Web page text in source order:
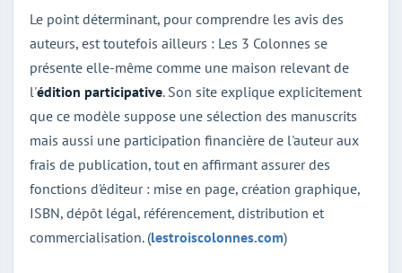
Le point déterminant, pour comprendre les avis des
auteurs, est toutefois ailleurs : Les 3 Colonnes se
présente elle-même comme une maison relevant de
l'édition participative. Son site explique explicitement
que ce modèle suppose une sélection des manuscrits
mais aussi une participation financière de l'auteur aux
frais de publication, tout en affirmant assurer des
fonctions d'éditeur : mise en page, création graphique,
ISBN, dépôt légal, référencement, distribution et
commercialisation. (lestroiscolonnes.com)